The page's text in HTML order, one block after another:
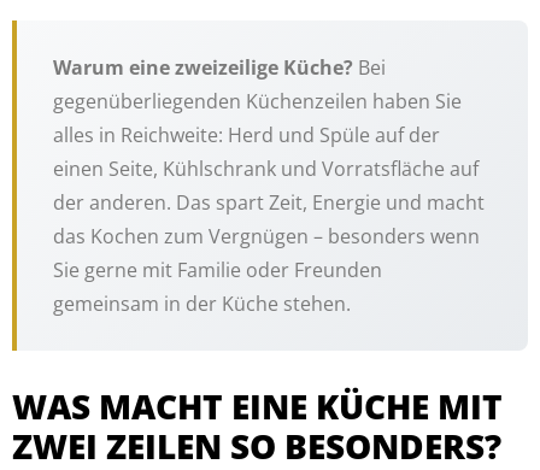
Warum eine zweizeilige Küche? Bei
gegenüberliegenden Küchenzeilen haben Sie
alles in Reichweite: Herd und Spüle auf der
einen Seite, Kühlschrank und Vorratsfläche auf
der anderen. Das spart Zeit, Energie und macht
das Kochen zum Vergnügen – besonders wenn
Sie gerne mit Familie oder Freunden
gemeinsam in der Küche stehen.
WAS MACHT EINE KÜCHE MIT
ZWEI ZEILEN SO BESONDERS?